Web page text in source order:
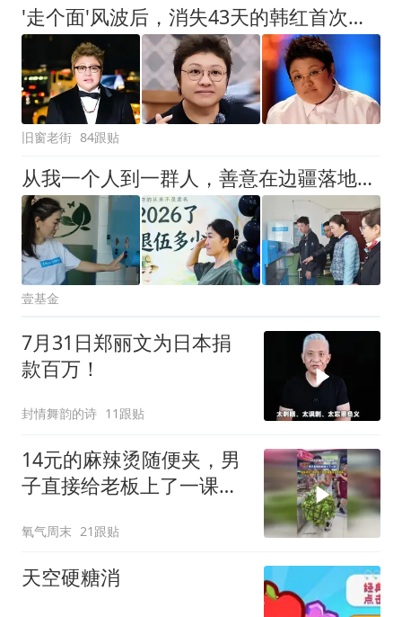
'走个面'风波后，消失43天的韩红首次露面，暴瘦脱相领导陪同
旧窗老街 84跟贴
从我一个人到一群人，善意在边疆落地生根｜壹家人记事本
壹基金
7月31日郑丽文为日本捐
款百万！
封情舞韵的诗 11跟贴
14元的麻辣烫随便夹，男
子直接给老板上了一课，
我简直是在做慈善
氧气周末 21跟贴
天空硬糖消